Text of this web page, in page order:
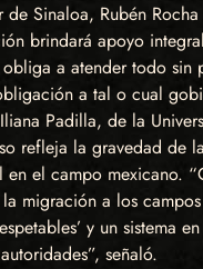
de Sinaloa, Rubén
brindará apoyo
obliga a atender todo sin
a tal o cual
Padilla, de la
refleja la gravedad de
el campo mexicano.
migración a los
y un sistema
señaló.